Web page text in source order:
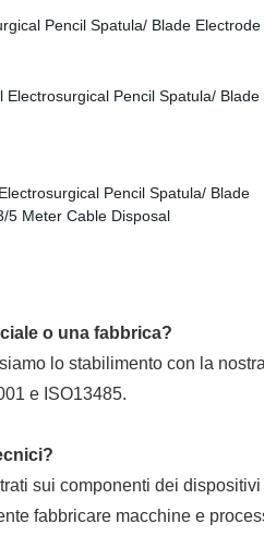
o una fabbrica?
lo stabilimento con la
e ISO13485.
sui componenti dei
fabbricare macchine e